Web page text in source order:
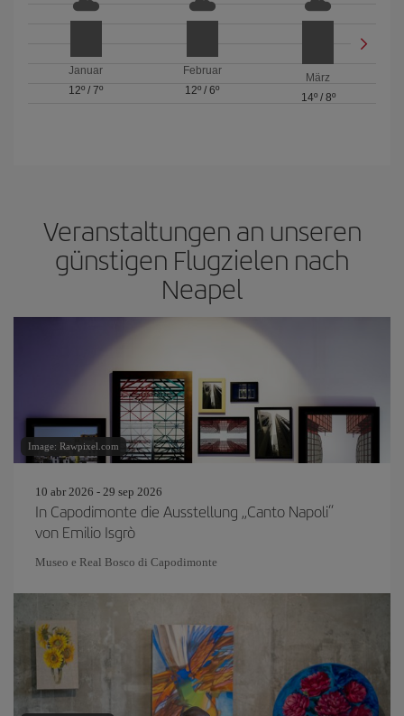
Januar
12º /7º
Februar
12º / 6º
März
14º/ 8º
Veranstaltungen an unseren
günstigen Flugzielen nach
Neapel
Image: Rawpixel.com
10 abr 2026 - 29 sep 2026
In Capodimonte die Ausstellung „Canto Napoli“
von Emilio Isgrò
Museo e Real Bosco di Capodimonte